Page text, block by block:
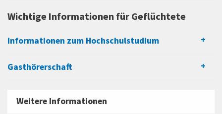
Wichtige Informationen für Geflüchtete
Informationen zum Hochschulstudium
Gasthörerschaft
Weitere Informationen